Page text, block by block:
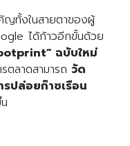
ญทั้งในสายตาของผู้
ได้ก้าวอีกขั้นด้วย
ฉบับใหม่
ตลาดสามารถ วัด
ปล่อยก๊าซเรือน